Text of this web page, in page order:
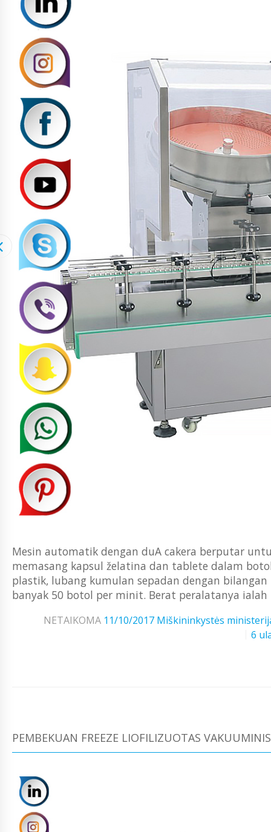
Mesin automatik dengan duA cakera berputar
memasang kapsul želatina dan tablete dalam
plastik, lubang kumulan sepadan dengan
banyak 50 botol per minit. Berat peralatanya ialah
NETAIKOMA 11/10/2017 Miškininkystės
6
PEMBEKUAN FREEZE LIOFILIZUOTAS